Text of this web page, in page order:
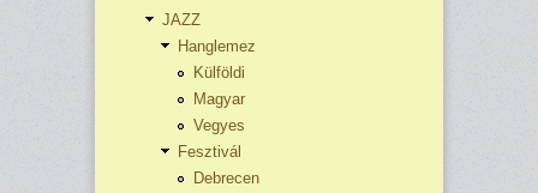
JAZZ
Hanglemez
Külföldi
Magyar
Vegyes
Fesztivál
Debrecen